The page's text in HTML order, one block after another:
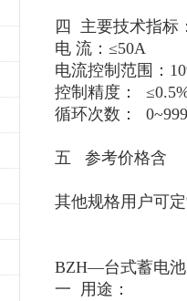
四
主要技术指标
电 流：≤
电流控制范围：
控制精度：
≤
循环次数：
五 参考价格含
其他规格用户可
​BZH—台式蓄电
一 用途：